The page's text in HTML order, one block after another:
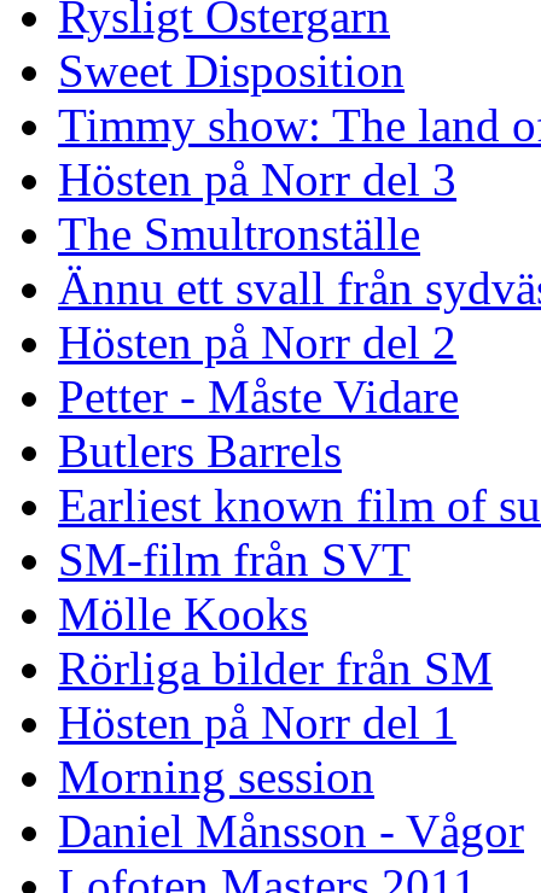
Rysligt Östergarn
Sweet Disposition
Timmy show: The land
Hösten på Norr del 3
The Smultronställe
Ännu ett svall från
Hösten på Norr del 2
Petter - Måste Vidare
Butlers Barrels
Earliest known film of
SM-film från SVT
Mölle Kooks
Rörliga bilder från SM
Hösten på Norr del 1
Morning session
Daniel Månsson - Vågor